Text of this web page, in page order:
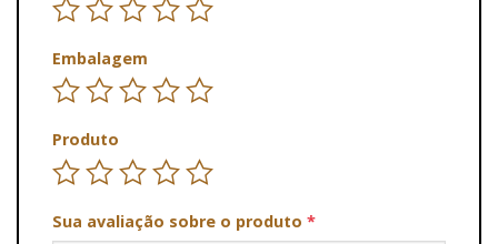
Embalagem
Produto
Sua avaliação sobre o produto *